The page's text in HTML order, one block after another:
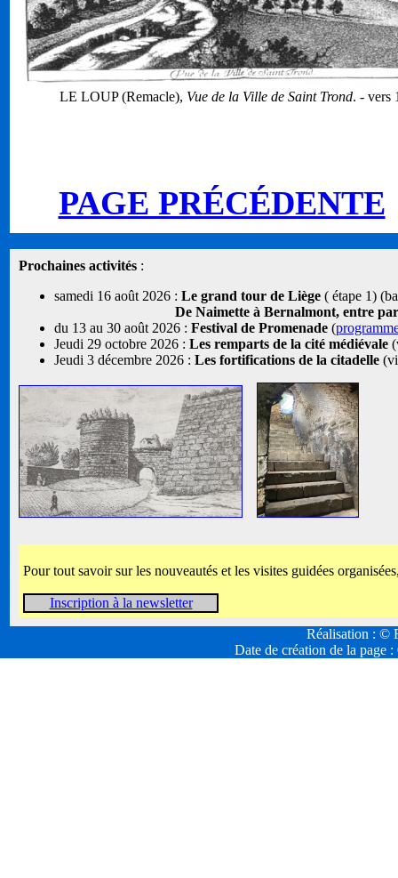
LE LOUP (Remacle), Vue de la Ville de Saint Trond. - vers
PAGE PRÉCÉDENTE
Prochaines activités :
samedi 16 août 2026 : Le grand tour de Liège ( étape 1)
De Naimette à Bernalmont, entre
du 13 au 30 août 2026 : Festival de Promenade (
Jeudi 29 octobre 2026 : Les remparts de la cité médiévale
Jeudi 3 décembre 2026 : Les fortifications de la citadelle
Pour tout savoir sur les nouveautés et les visites guidées
Inscription à la newsletter
Réalisation : ©
Date de création de la page :